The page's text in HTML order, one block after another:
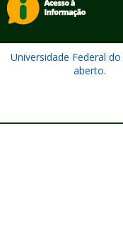
Universidade Federal do
aberto.